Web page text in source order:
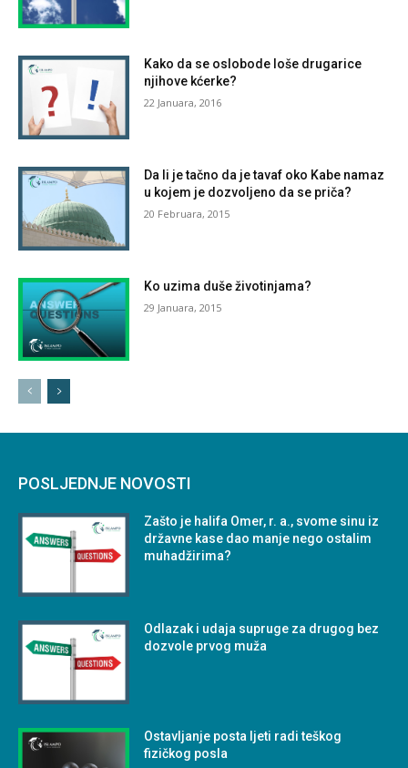
Kako da se oslobode loše drugarice
njihove kćerke?
22 Januara, 2016
Da li je tačno da je tavaf oko Kabe namaz
u kojem je dozvoljeno da se priča?
20 Februara, 2015
Ko uzima duše životinjama?
29 Januara, 2015
POSLJEDNJE NOVOSTI
Zašto je halifa Omer, r. a., svome sinu iz
državne kase dao manje nego ostalim
muhadžirima?
Odlazak i udaja supruge za drugog bez
dozvole prvog muža
Ostavljanje posta ljeti radi teškog
fizičkog posla